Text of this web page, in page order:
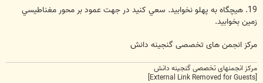
19. هيچگاه به پهلو نخوابيد. سعي کنيد در جهت عمود بر محور مغناطيسي
زمين بخوابيد.
مرکز انجمن های تخصصی گنجینه دانش
مرکز انجمنهای تخصصی گنجینه دانش
[External Link Removed for Guests]